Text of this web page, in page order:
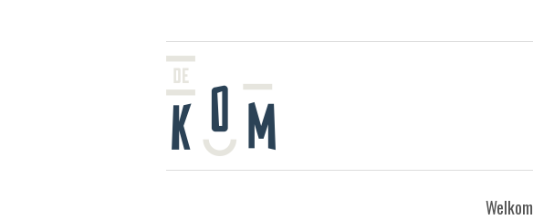
Welkom